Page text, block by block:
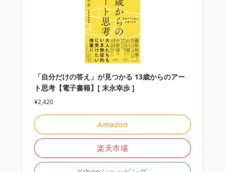
「自分だけの答え」が見つかる 13歳からのアー
ト思考【電子書籍】[ 末永幸歩 ]
¥2,420
Amazon
楽天市場